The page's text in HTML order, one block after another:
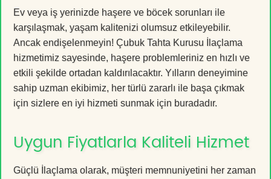
Ev veya iş yerinizde haşere ve böcek sorunları ile
karşılaşmak, yaşam kalitenizi olumsuz etkileyebilir.
Ancak endişelenmeyin! Çubuk Tahta Kurusu İlaçlama
hizmetimiz sayesinde, haşere problemleriniz en hızlı ve
etkili şekilde ortadan kaldırılacaktır. Yılların deneyimine
sahip uzman ekibimiz, her türlü zararlı ile başa çıkmak
için sizlere en iyi hizmeti sunmak için buradadır.
Uygun Fiyatlarla Kaliteli Hizmet
Güçlü İlaçlama olarak, müşteri memnuniyetini her zaman